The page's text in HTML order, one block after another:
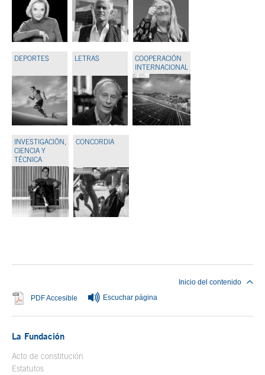
DEPORTES LETRAS
COOPERACIÓN
INTERNACIONAL
INVESTIGACIÓN,
CIENCIA Y
TÉCNICA
CONCORDIA
PDF Accesible Se abre en ventana nueva
Escuchar página
Inicio del contenido
La Fundación
Acto de constitución
Estatutos